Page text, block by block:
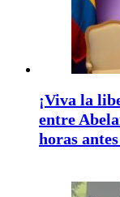
¡Viva la
entre
horas